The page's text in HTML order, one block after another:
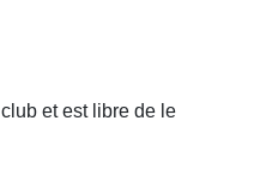
et est libre de le